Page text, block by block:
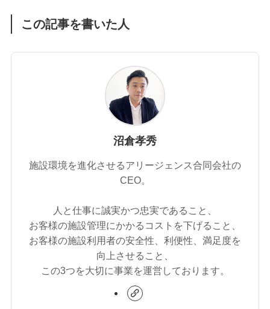
この記事を書いた人
沼倉孝秀
施設環境を進化させるアリージェンス合同会社の
CEO。
人と仕事に誠実かつ忠実であること、
お客様の施設管理にかかるコストを下げること、
お客様の施設利用者の安全性、利便性、満足度を
向上させること、
この3つを大切に事業を運営しております。